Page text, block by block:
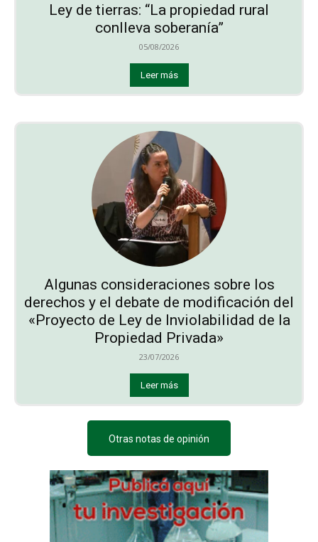
Ley de tierras: “La propiedad rural
conlleva soberanía”
05/08/2026
Leer más
Algunas consideraciones sobre los
derechos y el debate de modificación del
«Proyecto de Ley de Inviolabilidad de la
Propiedad Privada»
23/07/2026
Leer más
Otras notas de opinión